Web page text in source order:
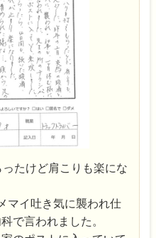
たけど肩こりも楽にな
マイ吐き気に襲われ仕
で言われました。